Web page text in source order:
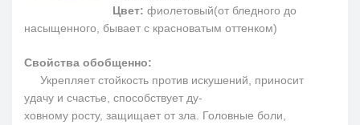
Цвет: фиолетовый(от бледного до
насыщенного, бывает с красноватым оттенком)
Свойства обобщенно:
Укрепляет стойкость против искушений, приносит
удачу и счастье, способствует ду-
ховному росту, защищает от зла. Головные боли,